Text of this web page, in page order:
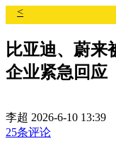
<
比亚迪、蔚来
企业紧急回应
李超 2026-6-10 13:39
25条评论